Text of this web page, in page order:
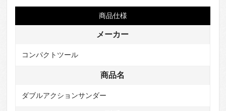
商品仕様
メーカー
コンパクトツール
商品名
ダブルアクションサンダー